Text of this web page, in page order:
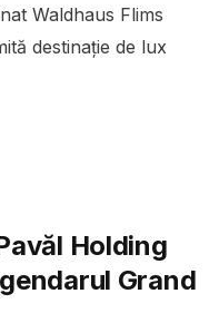
Waldhaus Flims
destinație de lux
Holding
Grand